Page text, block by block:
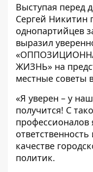
Выступая перед
Сергей Никитин
однопартийцев
выразил
ЖИЗНЬ» на
местные советы
«Я уверен – у
получится! С
профессионалов
качестве
политик.